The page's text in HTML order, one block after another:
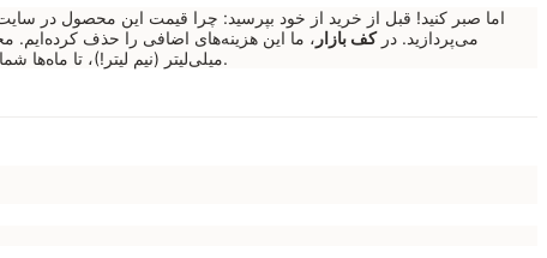
اما صبر کنید! قبل از خرید از خود بپرسید: چرا قیمت این محصول در
می‌پردازید. در کف بازار ، ما این هزینه‌های اضافی را حذف کرده‌ایم.
میلی‌لیتر (نیم لیتر!)، تا ماه‌هاپوست خود هستید، این مطلب را بخوانید تا متوجه شوید چگونه خرید مستقیم به نفع شماست.